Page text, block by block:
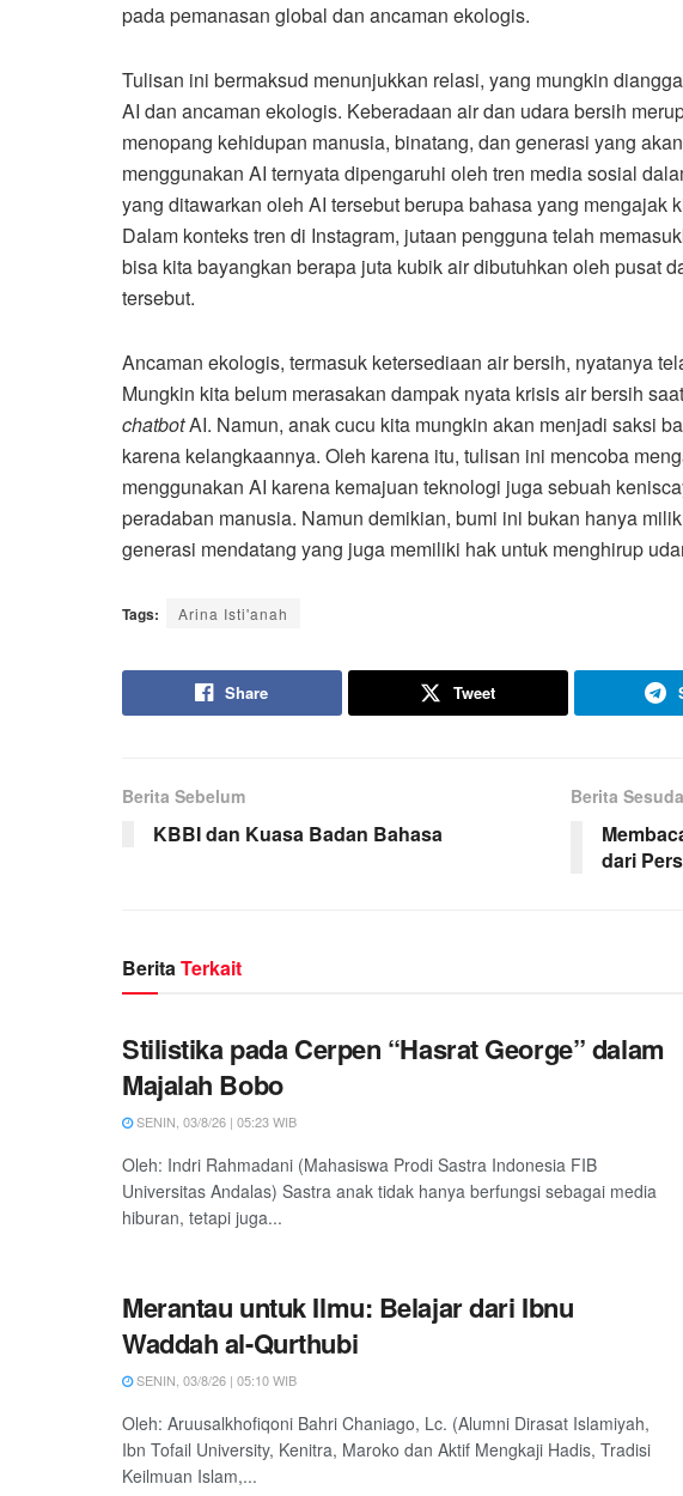
pada pemanasan global dan ancaman ekologis.
Tulisan ini bermaksud menunjukkan relasi, yang mungkin
AI dan ancaman ekologis. Keberadaan air dan udara bersih
menopang kehidupan manusia, binatang, dan generasi yang
menggunakan AI ternyata dipengaruhi oleh tren media sosial
yang ditawarkan oleh AI tersebut berupa bahasa yang mengajak
Dalam konteks tren di Instagram, jutaan pengguna telah
bisa kita bayangkan berapa juta kubik air dibutuhkan oleh pusat
tersebut.
Ancaman ekologis, termasuk ketersediaan air bersih, nyatanya
Mungkin kita belum merasakan dampak nyata krisis air bersih
chatbotAI. Namun, anak cucu kita mungkin akan menjadi saksi
karena kelangkaannya. Oleh karena itu, tulisan ini mencoba
menggunakan AI karena kemajuan teknologi juga sebuah
peradaban manusia. Namun demikian, bumi ini bukan hanya
generasi mendatang yang juga memiliki hak untuk menghirup
Tags: Arina Isti'anah
Share Tweet
Berita Sebelum
KBBI dan Kuasa Badan Bahasa
Berita
dari
BeritaTerkait
Stilistika pada Cerpen “Hasrat George” dalam
Majalah Bobo
SENIN, 03/8/26 | 05:23 WIB
Oleh: Indri Rahmadani (Mahasiswa Prodi Sastra Indonesia FIB
Universitas Andalas) Sastra anak tidak hanya berfungsi sebagai media
hiburan, tetapi juga...
Merantau untuk Ilmu: Belajar dari Ibnu
Waddah al-Qurthubi
SENIN, 03/8/26 | 05:10 WIB
Oleh: Aruusalkhofiqoni Bahri Chaniago, Lc. (Alumni Dirasat Islamiyah,
Ibn Tofail University, Kenitra, Maroko dan Aktif Mengkaji Hadis, Tradisi
Keilmuan Islam,...